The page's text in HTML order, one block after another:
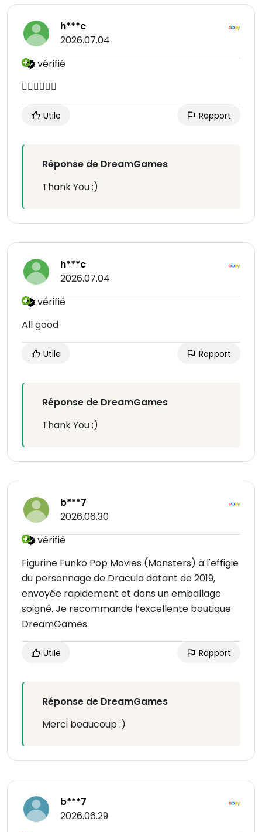
h***c
2026.07.04
vérifié
👍🏻👍🏻👍🏻
Utile Rapport
Réponse de DreamGames
Thank You :)
h***c
2026.07.04
vérifié
All good
Utile Rapport
Réponse de DreamGames
Thank You :)
b***7
2026.06.30
vérifié
Figurine Funko Pop Movies (Monsters) à l'effigie
du personnage de Dracula datant de 2019,
envoyée rapidement et dans un emballage
soigné. Je recommande l’excellente boutique
DreamGames.
Utile Rapport
Réponse de DreamGames
Merci beaucoup :)
b***7
2026.06.29